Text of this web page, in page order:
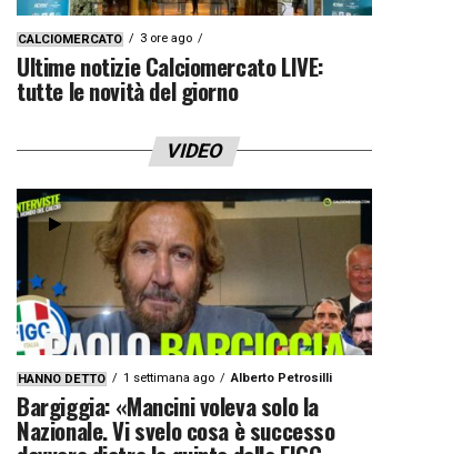
CALCIOMERCATO 3 ore ago
Ultime notizie Calciomercato LIVE:
tutte le novità del giorno
VIDEO
HANNO DETTO 1 settimana ago Alberto Petrosilli
Bargiggia: «Mancini voleva solo la
Nazionale. Vi svelo cosa è successo